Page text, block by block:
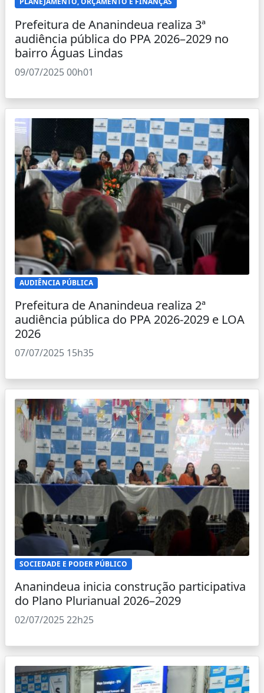
Prefeitura de Ananindeua realiza 3ª
audiência pública do PPA 2026–2029 no
bairro Águas Lindas
09/07/2025 00h01
AUDIÊNCIA PÚBLICA
Prefeitura de Ananindeua realiza 2ª
audiência pública do PPA 2026-2029 e LOA
2026
07/07/2025 15h35
SOCIEDADE E PODER PÚBLICO
Ananindeua inicia construção participativa
do Plano Plurianual 2026–2029
02/07/2025 22h25